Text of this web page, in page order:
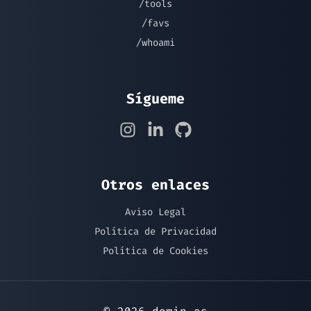
/tools
/favs
/whoami
Sígueme
Otros enlaces
Aviso Legal
Política de Privacidad
Política de Cookies